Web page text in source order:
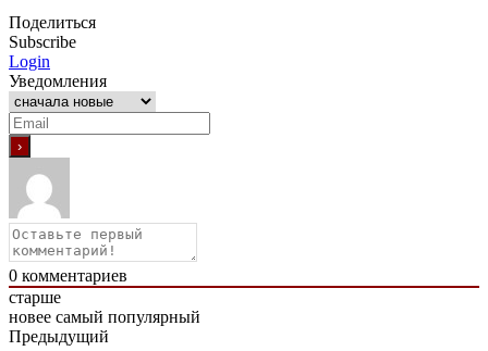
Поделиться
Subscribe
Login
Уведомления
0 комментариев
старше
новее самый популярный
Предыдущий